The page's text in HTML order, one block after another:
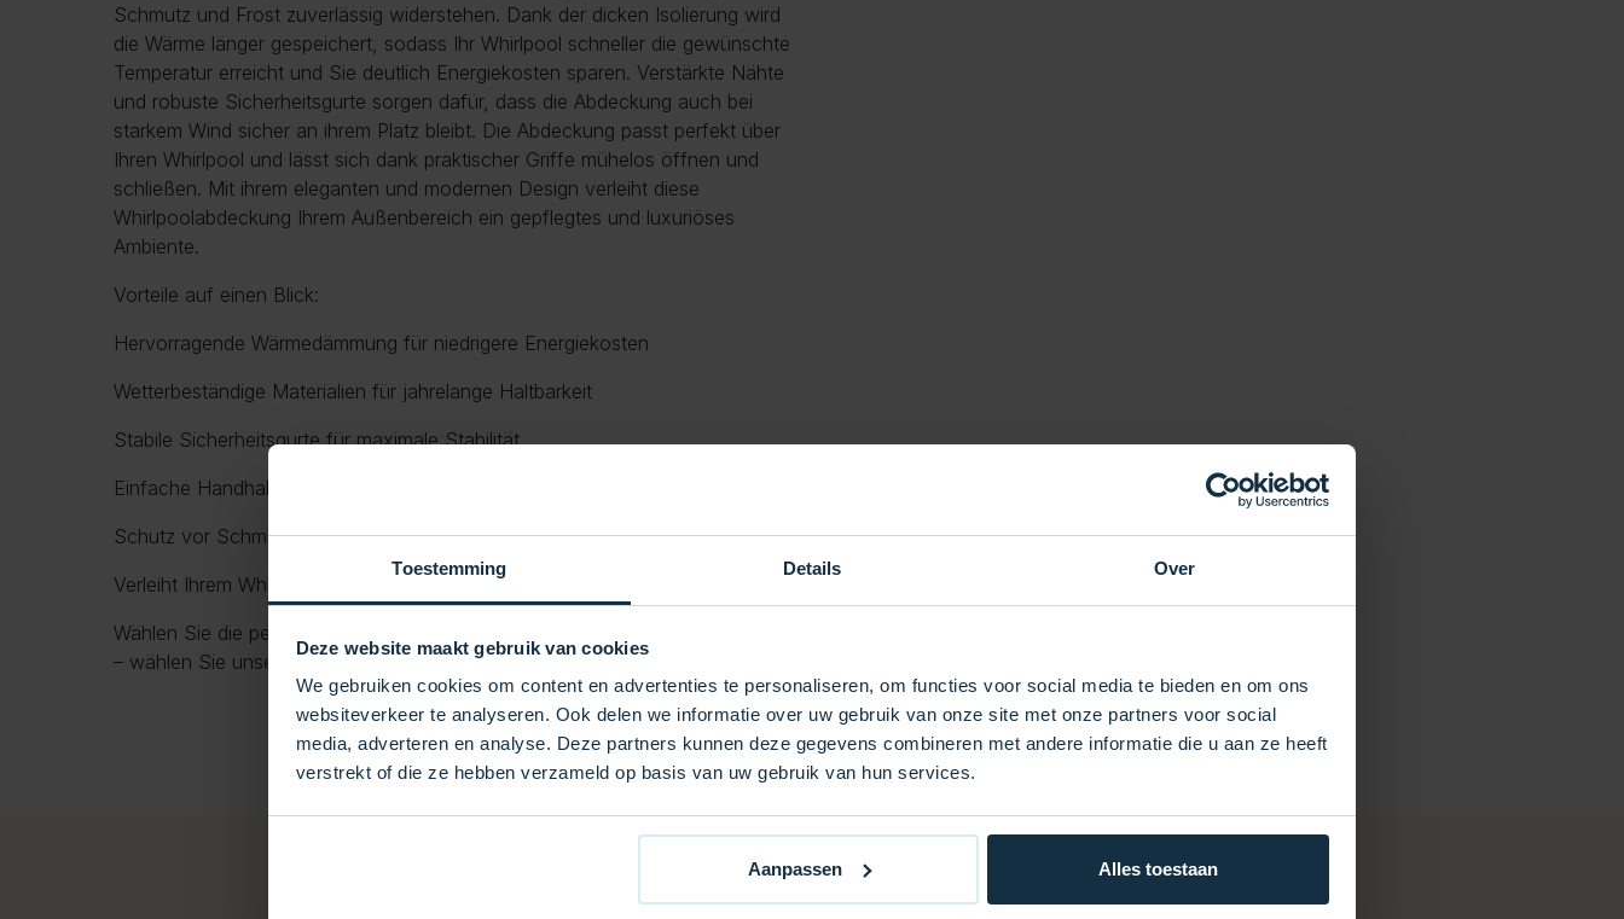
Toestemming Details Over
Deze website maakt gebruik van cookies
We gebruiken cookies om content en advertenties te personaliseren, om functies voor social media te bieden en om ons
websiteverkeer te analyseren. Ook delen we informatie over uw gebruik van onze site met onze partners voor social
media, adverteren en analyse. Deze partners kunnen deze gegevens combineren met andere informatie die u aan ze heeft
verstrekt of die ze hebben verzameld op basis van uw gebruik van hun services.
Aanpassen Alles toestaan
Schmutz und Frost zuverlässig widerstehen. Dank der dicken Isolierung wird
die Wärme länger gespeichert, sodass Ihr Whirlpool schneller die gewünschte
Temperatur erreicht und Sie deutlich Energiekosten sparen. Verstärkte Nähte
und robuste Sicherheitsgurte sorgen dafür, dass die Abdeckung auch bei
starkem Wind sicher an ihrem Platz bleibt. Die Abdeckung passt perfekt über
Ihren Whirlpool und lässt sich dank praktischer Griffe mühelos öffnen und
schließen. Mit ihrem eleganten und modernen Design verleiht diese
Whirlpoolabdeckung Ihrem Außenbereich ein gepflegtes und luxuriöses
Ambiente.
Vorteile auf einen Blick:
Hervorragende Wärmedämmung für niedrigere Energiekosten
Wetterbeständige Materialien für jahrelange Haltbarkeit
Stabile Sicherheitsgurte für maximale Stabilität
Einfache Handhabung dank integrierter Griffe
Schutz vor Schmutz, Blättern, UV-Strahlung und Witterungseinflüssen
Verleiht Ihrem Whirlpool ein gepflegtes und luxuriöses Aussehen
Wählen Sie die perfekte Kombination aus Schutz, Komfort und Langlebigkeit
– wählen Sie unsere Premium-Whirlpoolabdeckung.